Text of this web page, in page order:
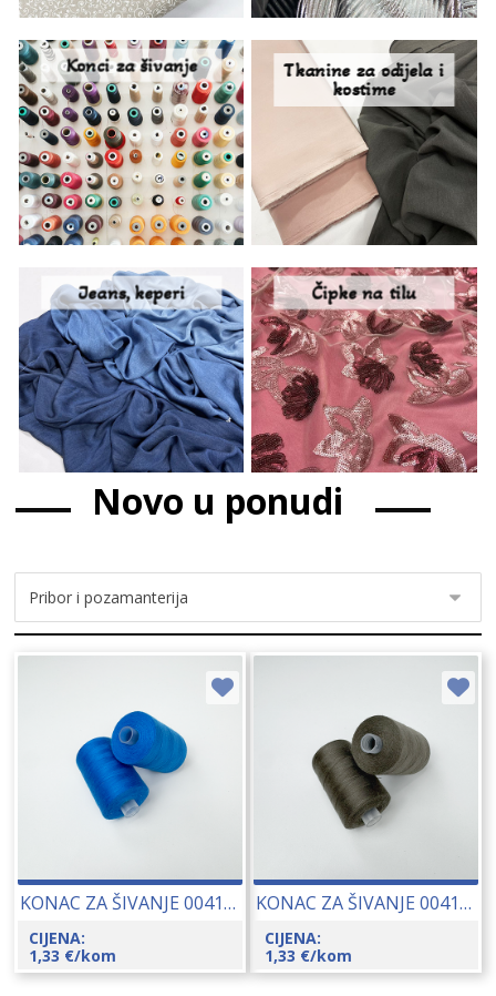
Konci za šivanje
Jeans, keperi
Tkanine za odijela i
kostime
Čipke na tilu
Novo u ponudi
KONAC ZA ŠIVANJE 00415-7402
CIJENA:
1,33 €/kom
KONAC ZA ŠIVANJE 00415-7578
CIJENA:
1,33 €/kom